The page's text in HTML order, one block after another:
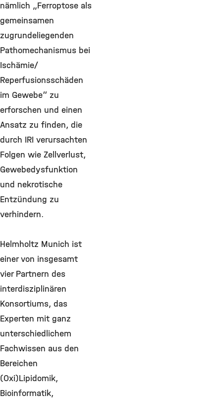
nämlich „Ferroptose als
gemeinsamen
zugrundeliegenden
Pathomechanismus bei
Ischämie/
Reperfusionsschäden
im Gewebe“ zu
erforschen und einen
Ansatz zu finden, die
durch IRI verursachten
Folgen wie Zellverlust,
Gewebedysfunktion
und nekrotische
Entzündung zu
verhindern.
Helmholtz Munich ist
einer von insgesamt
vier Partnern des
interdisziplinären
Konsortiums, das
Experten mit ganz
unterschiedlichem
Fachwissen aus den
Bereichen
(Oxi)Lipidomik,
Bioinformatik,